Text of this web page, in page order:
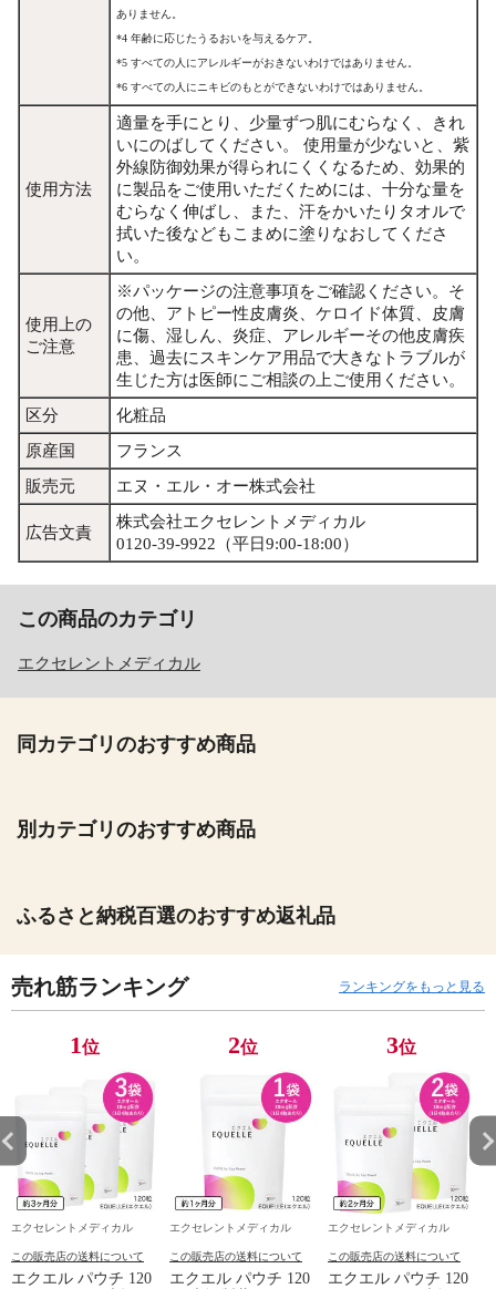
ありません。
*4 年齢に応じたうるおいを与えるケア。
*5 すべての人にアレルギーがおきないわけではありません。
*6 すべての人にニキビのもとができないわけではありません。
使用方法
適量を手にとり、少量ずつ肌にむらなく、きれ
いにのばしてください。 使用量が少ないと、紫
外線防御効果が得られにくくなるため、効果的
に製品をご使用いただくためには、十分な量を
むらなく伸ばし、また、汗をかいたりタオルで
拭いた後などもこまめに塗りなおしてくださ
い。
使用上の
ご注意
※パッケージの注意事項をご確認ください。そ
の他、アトピー性皮膚炎、ケロイド体質、皮膚
に傷、湿しん、炎症、アレルギーその他皮膚疾
患、過去にスキンケア用品で大きなトラブルが
生じた方は医師にご相談の上ご使用ください。
区分
化粧品
原産国
フランス
販売元
エヌ・エル・オー株式会社
広告文責
株式会社エクセレントメディカル
0120-39-9922（平日9:00-18:00）
この商品のカテゴリ
エクセレントメディカル
同カテゴリのおすすめ商品
別カテゴリのおすすめ商品
ふるさと納税百選のおすすめ返礼品
売れ筋ランキング ランキングをもっと見る
1位
エクセレントメディカル
この販売店の送料について
エクエル パウチ 120
2位
エクセレントメディカル
この販売店の送料について
エクエル パウチ 120
3位
エクセレントメディカル
この販売店の送料について
エクエル パウチ 120